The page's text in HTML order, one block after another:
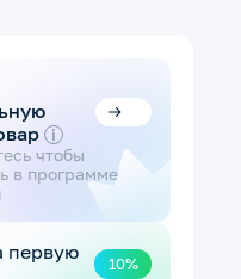
i
чтобы
в программе
первую
10%